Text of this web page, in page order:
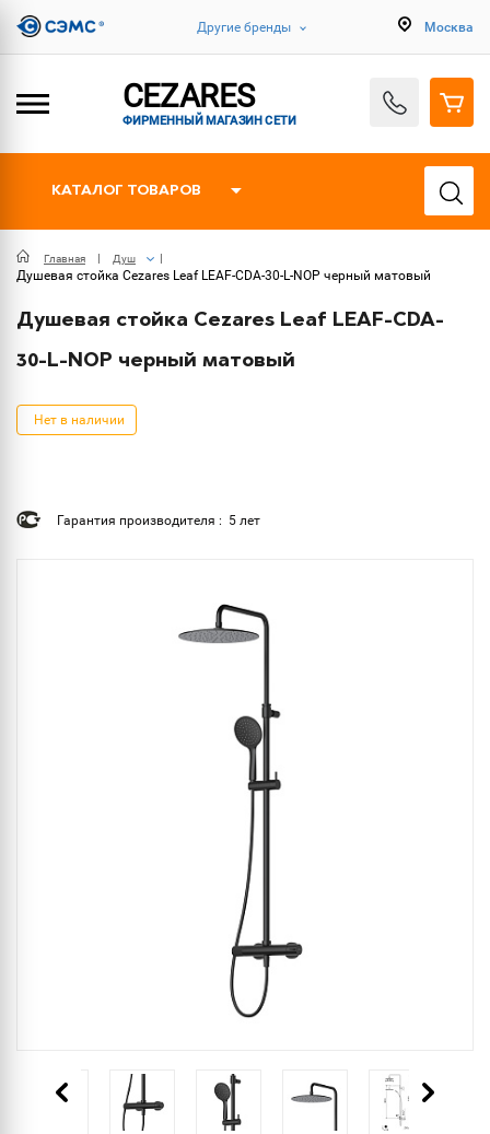
Другие бренды Москва
CEZARES
ФИРМЕННЫЙ МАГАЗИН СЕТИ
КАТАЛОГ ТОВАРОВ
Главная Душ
Душевая стойка Cezares Leaf LEAF-CDA-30-L-NOP черный матовый
Душевая стойка Cezares Leaf LEAF-CDA-
30-L-NOP черный матовый
Нет в наличии
Гарантия производителя : 5 лет